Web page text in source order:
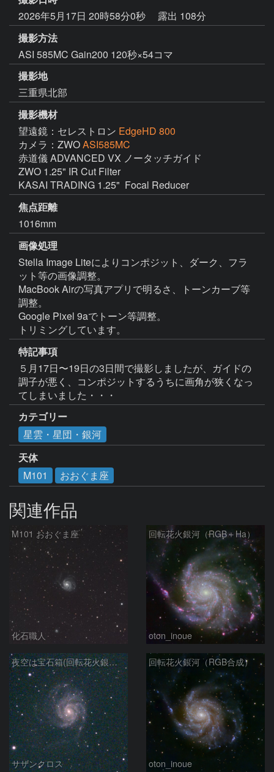
2026年5月17日 20時58分0秒
露出 108分
撮影方法
ASI 585MC Gain200 120秒×54コマ
撮影地
三重県北部
撮影機材
望遠鏡：セレストロン EdgeHD 800
カメラ：ZWOASI585MC
赤道儀 ADVANCED VX ノータッチガイド
ZWO 1.25" IR Cut Filter
KASAI TRADING 1.25"  Focal Reducer
焦点距離
1016mm
画像処理
Stella Image Liteによりコンポジット、ダーク、フラ
ット等の画像調整。
MacBook Airの写真アプリで明るさ、トーンカーブ等
調整。
Google Pixel 9aでトーン等調整。
トリミングしています。
特記事項
５月17日〜19日の3日間で撮影しましたが、ガイドの
調子が悪く、コンポジットするうちに画角が狭くなっ
てしまいました・・・
カテゴリー
星雲・星団・銀河
天体
M101
おおぐま座
関連作品
M101 おおぐま座
化石職人
回転花火銀河（RGB＋Ha）
oton_inoue
夜空は宝石箱(回転花火銀河 M101) Seestar50
サザンクロス
回転花火銀河（RGB合成）
oton_inoue